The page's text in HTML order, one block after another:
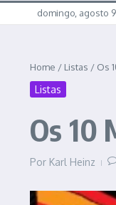
domingo, agosto
Home / Listas / Os
Listas
Os 10
Por Karl Heinz